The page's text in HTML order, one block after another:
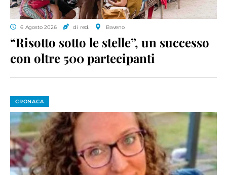
6 Agosto 2026 di red. Baveno
“Risotto sotto le stelle”, un successo
con oltre 500 partecipanti
CRONACA